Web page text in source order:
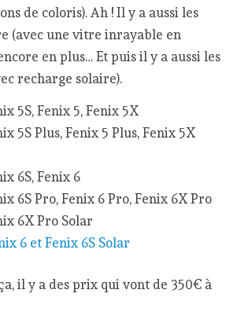
de coloris). Ah ! Il y a aussi les
(avec une vitre inrayable en
en plus… Et puis il y a aussi les
recharge solaire).
5S, Fenix 5, Fenix 5X
5S Plus, Fenix 5 Plus, Fenix 5X
6S, Fenix 6
6S Pro, Fenix 6 Pro, Fenix 6X Pro
6X Pro Solar
6 et Fenix 6S Solar
il y a des prix qui vont de 350€ à